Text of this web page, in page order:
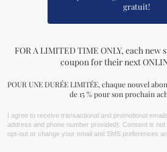
VOIR PLUS !
Vous aimerez peut-